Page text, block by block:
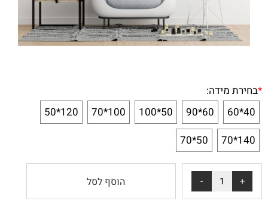
*בחירת מידה:
40*60
60*90
50*100
100*70
120*50
140*70
50*70
הוסף לסל